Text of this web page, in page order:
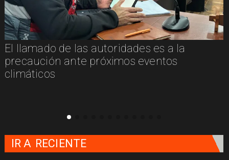
El llamado de las autoridades es a la
precaución ante próximos eventos
climáticos
IR A RECIENTE